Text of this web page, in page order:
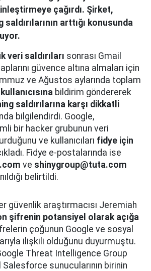
çağırdı. Şirket,
arttığı konusunda
veri saldırıları sonrası Gmail
güvence altına almaları için
ve Ağustos aylarında toplam
bildirim göndererek
saldırılarına karşı dikkatli
bilgilendirdi. Google,
bir hacker grubunun veri
ve kullanıcıları fidye için
Fidye e-postalarında ise
ve shinygroup@tuta.com
belirtildi.
güvenlik araştırmacısı Jeremiah
şifrenin potansiyel olarak açığa
çoğunun Google ve sosyal
ilişkili olduğunu duyurmuştu.
Threat Intelligence Group
sunucularının birinin